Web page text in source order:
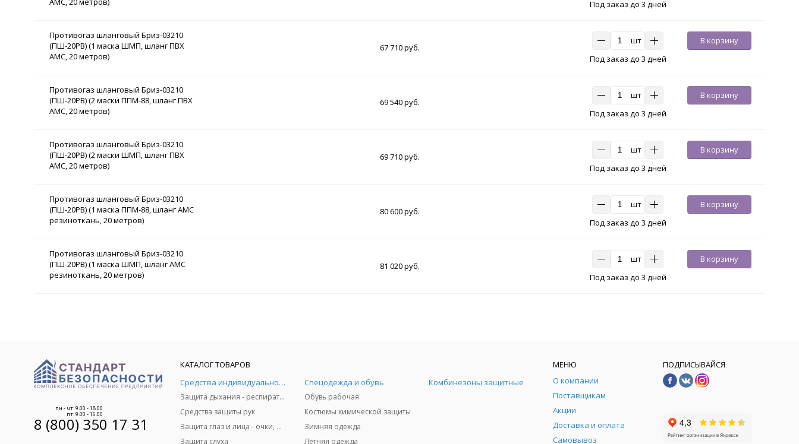
Под заказ до 3 дней
Противогаз шланговый Бриз-03210
(ПШ-20РВ) (1 маска ШМП, шланг ПВХ
АМС, 20 метров)
67 710 руб.
шт
В корзину
Под заказ до 3 дней
Противогаз шланговый Бриз-03210
(ПШ-20РВ) (2 маски ППМ-88, шланг ПВХ
АМС, 20 метров)
69 540 руб.
шт
В корзину
Под заказ до 3 дней
Противогаз шланговый Бриз-03210
(ПШ-20РВ) (2 маски ШМП, шланг ПВХ
АМС, 20 метров)
69 710 руб.
шт
В корзину
Под заказ до 3 дней
Противогаз шланговый Бриз-03210
(ПШ-20РВ) (1 маска ППМ-88, шланг АМС
резиноткань, 20 метров)
80 600 руб.
шт
В корзину
Под заказ до 3 дней
Противогаз шланговый Бриз-03210
(ПШ-20РВ) (1 маска ШМП, шланг АМС
резиноткань, 20 метров)
81 020 руб.
шт
В корзину
Под заказ до 3 дней
пн - чт: 9.00 - 18.00
пт: 9.00 - 16.00
8 (800) 350 17 31
КАТАЛОГ ТОВАРОВ
Средства индивидуальной защиты
Защита дыхания - респираторы, противогазы, фильтры, дозиметры
Средства защиты рук
Защита глаз и лица - очки, щитки
Защита слуха
Спецодежда и обувь
Обувь рабочая
Костюмы химической защиты
Зимняя одежда
Летняя одежда
Комбинезоны защитные
МЕНЮ
О компании
Поставщикам
Акции
Доставка и оплата
Самовывоз
ПОДПИСЫВАЙСЯ